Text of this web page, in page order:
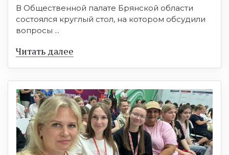
В Общественной палате Брянской области
состоялся круглый стол, на котором обсудили
вопросы ...
Читать далее